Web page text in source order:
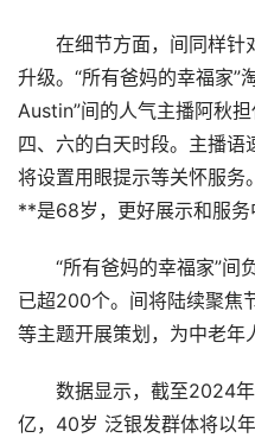
在细节方面，间同样针
升级。“所有爸妈的幸福家”
Austin”间的人气主播阿秋
四、六的白天时段。主播语
将设置用眼提示等关怀服务
**是68岁，更好展示和服务
“所有爸妈的幸福家”间
已超200个。间将陆续聚焦
等主题开展策划，为中老年
数据显示，截至2024年
亿，40岁 泛银发群体将以